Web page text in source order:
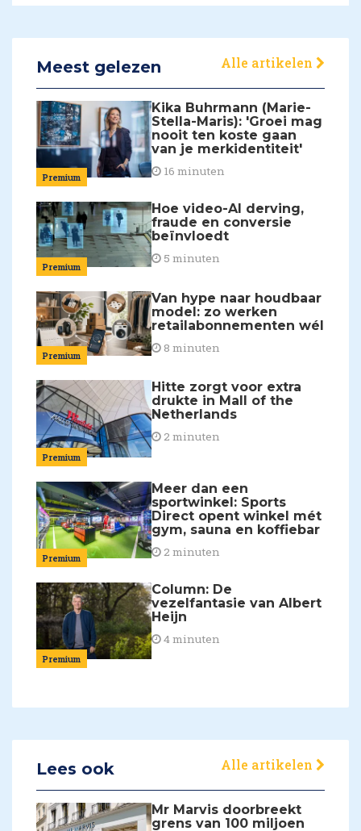
Meest gelezen Alle artikelen
Premium
Kika Buhrmann (Marie-
Stella-Maris): 'Groei mag
nooit ten koste gaan
van je merkidentiteit'
16 minuten
Premium
Hoe video-AI derving,
fraude en conversie
beïnvloedt
5 minuten
Premium
Van hype naar houdbaar
model: zo werken
retailabonnementen wél
8 minuten
Premium
Hitte zorgt voor extra
drukte in Mall of the
Netherlands
2 minuten
Premium
Meer dan een
sportwinkel: Sports
Direct opent winkel mét
gym, sauna en koffiebar
2 minuten
Premium
Column: De
vezelfantasie van Albert
Heijn
4 minuten
Lees ook Alle artikelen
Mr Marvis doorbreekt
grens van 100 miljoen